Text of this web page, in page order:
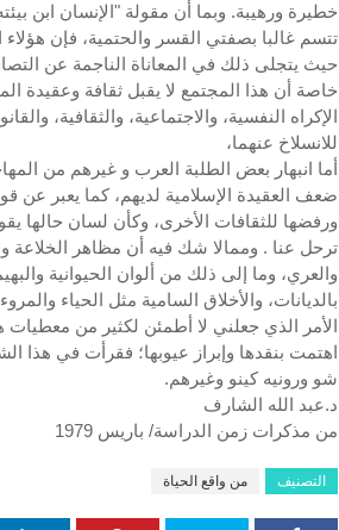
خطيرة ورهيبة. وبما أن مقولة "الإنسان ابن
تتسم غالبا بصفتي القسر والحتمية، فإن
حيث يتجلى ذلك في المعاناة الناجمة عن
خاصة أن هذا المجتمع لا يقبل ثقافة وعقيدة
الإكراه النفسية، والاجتماعية، والثقافية،
للانسلاخ عنهما،
أما انبهار بعض الطلبة العرب و غيرهم من
ضعف العقيدة الإسلامية لديهم، كما يعبر عن
ورفضها للثقافات الأخرى، وكأن لسان حالها
ترحل عنا . وممالا شك فيه أن مظاهر الخلاعة
والعري، وما إلى ذلك من ألوان الحيوانية
بالديانات، والأخلاق السامية مثل الحياء
الأمر الذي جعلني لا أطمئن لكثير من
اهتمت بنقدها وإبراز عيوبها؛ فقرأت في هذا
شو ورونيه كينو وغيرهم.
د.عبد الله الشارف
من مذكرات زمن الدراسة/ باريس 1979
التصنيف من واقع الحياة